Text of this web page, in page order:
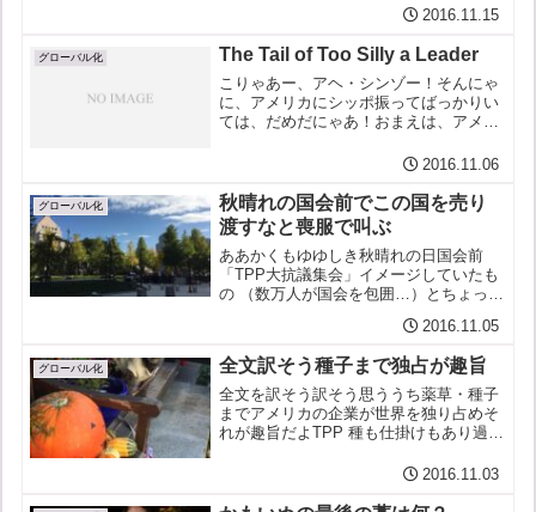
煽られて踊らされてアフガニスタンだイ
果、いやというほど辛酸をな...
2016.11.15
グローバル化 The Tail of Too Silly a Leader
こりゃあー、アヘ・シンゾー！そんにゃ
に、アメリカにシッポ振ってばっかりい
ては、だめだにゃあ！おまえは、アメリ
ヌだ、国を滅ぼしてはいかーーーん！
2016.11.06
グローバル化
秋晴れの国会前でこの国を売り
渡すなと喪服で叫ぶ
ああかくもゆゆしき秋晴れの日国会前
「TPP大抗議集会」イメージしていたも
の （数万人が国会を包囲…）とちょっと
に参加反対の気勢（私の場合 奇声…）を
あげるTPP日本をアメリカに差し出す協
定（一言で言うとそ...
2016.11.05
グローバル化 全文訳そう種子まで独占が趣旨
全文を訳そう訳そう思ううち薬草・種子
までアメリカの企業が世界を独り占めそ
れが趣旨だよTPP 種も仕掛けもあり過ぎ
の犯罪になんで日本が加担するゆめゆめ
2016.11.03